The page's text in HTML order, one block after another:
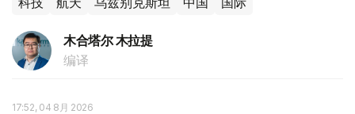
木合塔尔 木拉提
编译
17:52, 04 8月 2026